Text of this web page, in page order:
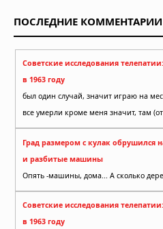
ПОСЛЕДНИЕ КОММЕНТАРИИ
Советские исследования
в 1963 году
был один случай, значит играю на
все умерли кроме меня значит, там (от
Град размером с кулак обрушился
и разбитые машины
Опять -машины, дома... А сколько
Советские исследования
в 1963 году